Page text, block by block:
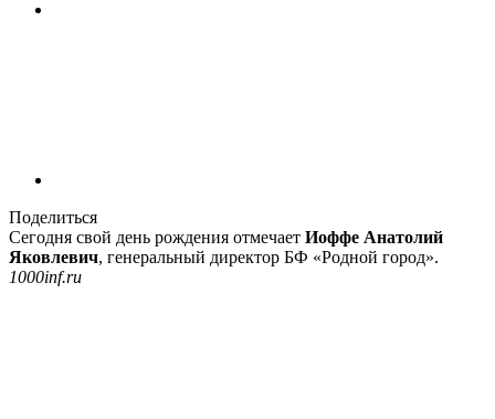
Поделиться
Сегодня свой день рождения отмечает Иоффе Анатолий
Яковлевич, генеральный директор БФ «Родной город».
1000inf.ru